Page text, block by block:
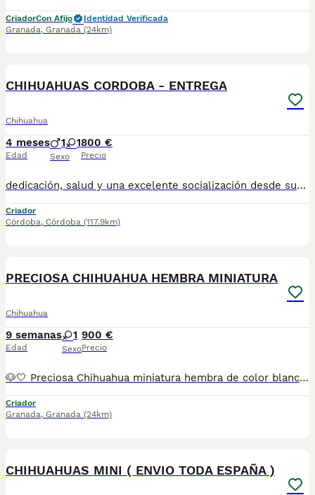
CriadorCon Afijo
Identidad Verificada
Granada, Granada (24km)
CHIHUAHUAS CORDOBA - ENTREGA
Chihuahua
4 meses
Edad
1 1
Sexo
800 €
Precio
dedicación, salud y una excelente socialización desde sus primeras semanas de vida, estaremos encantados de ayudarte... 🚚 Realizamos entregas en toda España, con especial frecuencia en **Andalucía**: Sevilla, Málaga, Cádiz, Córdoba, Granada, Jaén, Huelva y Almería. También entregamos habitualmente en Marbella, Jerez de la Frontera, Estepona, Fuengirola, Benalmádena, Mijas, Dos Hermanas y cualquier punto de España. **Entrega 100% a contrarreembolso.** No tendrás que adelantar el importe del cachorro. Lo recibirás en la puerta de tu casa mediante transporte especializado y podrás comprobar que todo está correcto antes de realizar el pago. Nuestros cachorros se entregan: ✅ Vacunados y desparasitados según su edad. ✅ Con microchip, cartilla veterinaria y documentación al día. ✅ Revisados veterinariamente antes de salir de nuestras instalaciones. ✅ Procedentes de excelentes líneas, seleccionadas por salud, carácter y morfología. ✅ Perfectamente socializados y acostumbrados al contacto diario con personas. ✅ Iniciados en el aprendizaje para hacer sus necesidades sobre empapador, facilitando su adaptación al nuevo hogar. ✅ Con asesoramiento personalizado antes y después de la entrega. Nuestro objetivo no es vender un cachorro más. Queremos que cada familia reciba un compañero sano, equilibrado y criado con el máximo cuidado desde el primer día. 📩 Si deseas fotografías, vídeos o más información, escríbenos por privado. Estaremos encantados de ayudarte a encontrar perfecto TUBEBE670864332
Criador
Córdoba, Córdoba (117.9km)
PRECIOSA CHIHUAHUA HEMBRA MINIATURA
Chihuahua
9 semanas
Edad
1
Sexo
900 €
Precio
🐶🤍 Preciosa Chihuahua miniatura hembra de color blanco 🤍🐶 Ya está disponible esta encantadora Chihuahua miniatura hembra, de un precioso color blanco. Es una cachorrita muy dulce, juguetona y cariñosa, criada en un ambiente familiar con todos los cuidados y mucho cariño. ✨ Se entrega con: 💉 Una vacuna correspondiente a su edad. 🩺 Una desparasitación. 📖 Cartilla veterinaria al día. Está acostumbrada al contacto con personas y lista para encontrar un hogar donde la cuiden y la quieran como se merece. 📩 Si quieres más información, fotos o vídeos, no dudes en ponerte en contacto. Estaré encantado de atenderte. 💕 ¡Una compañera perfecta para llenar tu hogar de alegría y amor!
Criador
Granada, Granada (24km)
CHIHUAHUAS MINI ( ENVIO TODA ESPAÑA )